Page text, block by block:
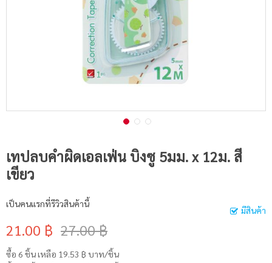
เทปลบคำผิดเอลเฟ่น บิงซู 5มม. x 12ม. สี
เขียว
มีสินค้า
เป็นคนแรกที่รีวิวสินค้านี้
21.00 ฿ 27.00 ฿
ซื้อ 6 ชิ้น เหลือ 19.53 ฿ บาท/ชิ้น